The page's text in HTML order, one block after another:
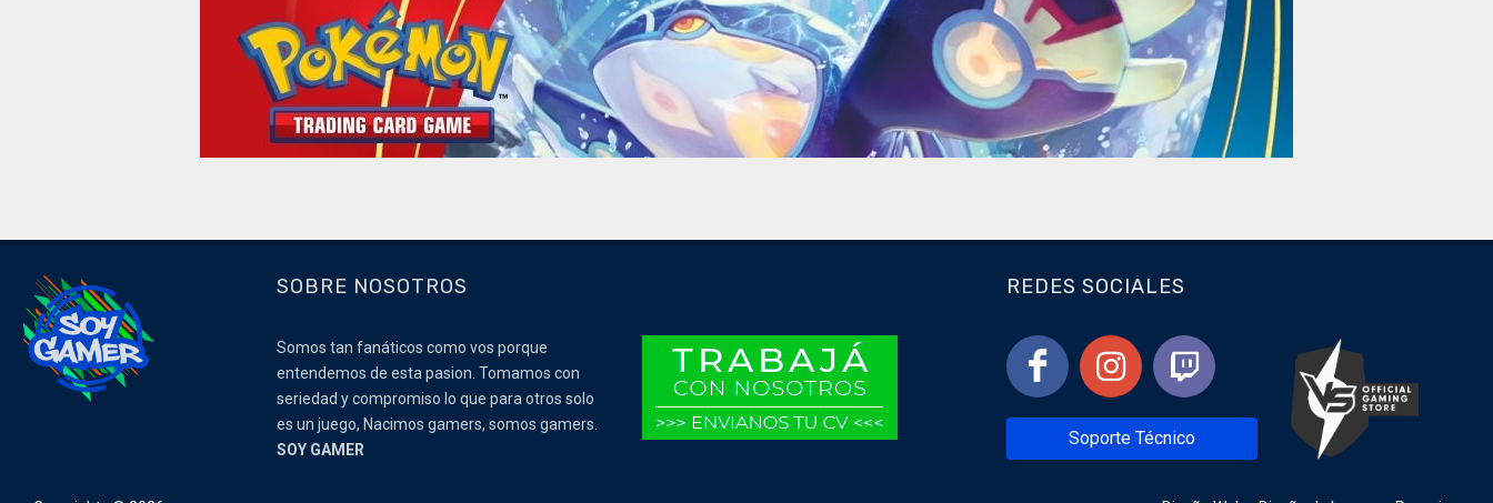
SOBRE NOSOTROS
Somos tan fanáticos como vos porque
entendemos de esta pasion. Tomamos con
seriedad y compromiso lo que para otros solo
es un juego, Nacimos gamers, somos gamers.
SOY GAMER
REDES SOCIALES
Soporte Técnico